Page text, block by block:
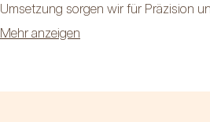
Umsetzung sorgen wir für Präzision
Innovation.
Mehr anzeigen